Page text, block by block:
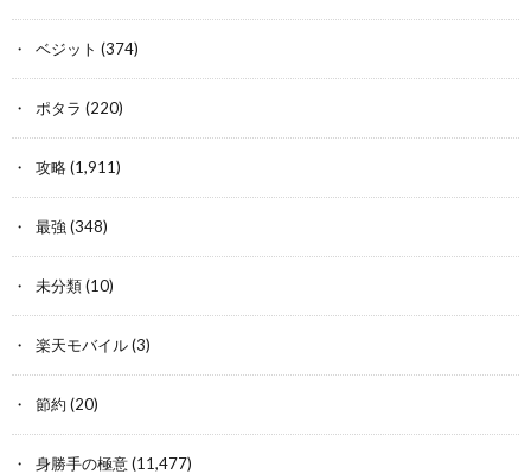
ベジット (374)
ポタラ (220)
攻略(1,911)
最強 (348)
未分類(10)
楽天モバイル(3)
節約 (20)
身勝手の極意(11,477)